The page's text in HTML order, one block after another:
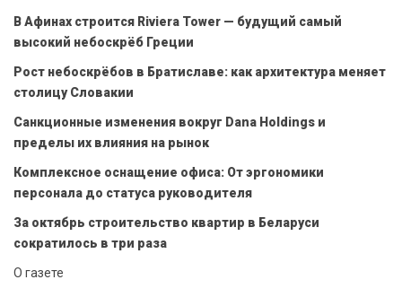
В Афинах строится Riviera Tower — будущий самый
высокий небоскрёб Греции
Рост небоскрёбов в Братиславе: как архитектура меняет
столицу Словакии
Санкционные изменения вокруг Dana Holdings и
пределы их влияния на рынок
Комплексное оснащение офиса: От эргономики
персонала до статуса руководителя
За октябрь строительство квартир в Беларуси
сократилось в три раза
О газете